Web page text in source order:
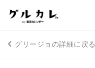
グリージョの詳細に戻る